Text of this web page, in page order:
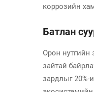
коррозийн
Батлан
Орон нутгийн
зайтай
зардлыг 20%-